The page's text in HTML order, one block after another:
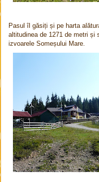
Pasul îl găsiți și pe harta
altitudinea de 1271 de metri și
izvoarele Someșului Mare.